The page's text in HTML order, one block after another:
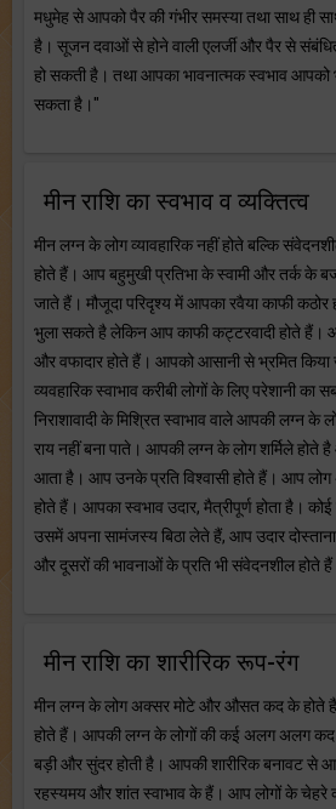
मधुमेह से आपको पैर की गंभीर समस्या तथा साथ ही
है। सूजन दवाओं से होने वाली एलर्जी और पैर से
हो सकती है। तथा आपका भावनात्मक स्वभाव आपको
सकता है।"
मीन राशि का स्वभाव व व्यक्तित्व
मीन लग्न के लोग व्यावहारिक नहीं होते बल्कि
होते हैं। आप बहुमुखी प्रतिभा के स्वामी और तर्क के
जाते हैं। मौजूदा परिदृश्य में आपका रवैया काफी कठोर
भुला सकते है लेकिन आप काफी कट्टरवादी होते हैं।
और वफादार होते हैं। आपको आसानी से भ्रमित
व्यवहारिक स्वाभाव करीबी लोगों के लिए परेशानी
निराशावादी के मिश्रित स्वाभाव वाले आपकी लग्न
राय नहीं बना पाते। आपकी लग्न के लोग शर्मिले होते
आता है। आप उनके प्रति विश्वासी होते हैं। आप लोग
होते हैं। आपका स्वभाव उदार, मैत्रीपूर्ण होता है। कोई
उसमें अपना सामंजस्य बिठा लेते हैं, आप उदार
और दूसरों की भावनाओं के प्रति भी संवेदनशील होते
मीन राशि का शारीरिक रूप-रंग
मीन लग्न के लोग अक्सर मोटे और औसत कद के होते
होते हैं। आपकी लग्न के लोगों की कई अलग अलग
बड़ी और सुंदर होती है। आपकी शारीरिक बनावट से
रहस्यमय और शांत स्वाभाव के हैं। आप लोगों के चेहरे